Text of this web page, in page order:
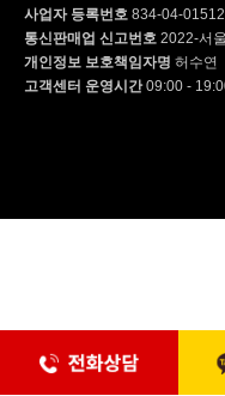
사업자 등록번호 834-04-01512
통신판매업 신고번호 2022-서
개인정보 보호책임자명 허수연
고객센터 운영시간09:00 -